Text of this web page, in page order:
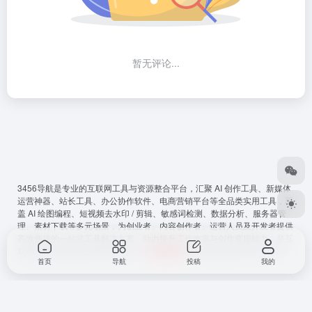
暂无评论...
3456导航是专业的互联网工具与资源整合平台，汇聚 AI 创作工具、新媒体
运营神器、站长工具、办公协作软件、电商营销平台等全品类实用工具，覆
盖 AI 绘图编程、短视频去水印 / 剪辑、敏感词检测、数据分析、服务器管
理、素材下载等多元场景，为创业者、内容创作者、运营人员及开发者提供
高效便捷的一站式工具解决方案，助力提升工作效率与创作变现能力，是互
联网从必备的宝藏工具导航平台。
：鲁ICP备2024128794号-4
首页 导航 投稿 我的